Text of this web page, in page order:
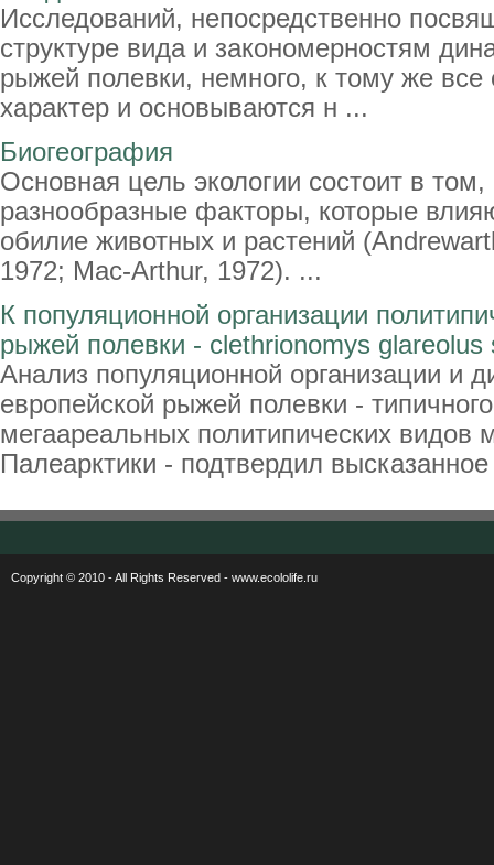
Исследований, непосредственно
структуре вида и закономерностям
рыжей полевки, немного, к тому же все
характер и основываются н ...
Биогеография
Основная цель экологии состоит в
разнообразные факторы, которые
обилие животных и растений
1972; Mac-Arthur, 1972). ...
К популяционной организации
рыжей полевки - clethrionomys glareolus
Анализ популяционной организации и
европейской рыжей полевки -
мегаареальных политипических видов
Палеарктики - подтвердил
Copyright © 2010 - All Rights Reserved - www.ecololife.ru